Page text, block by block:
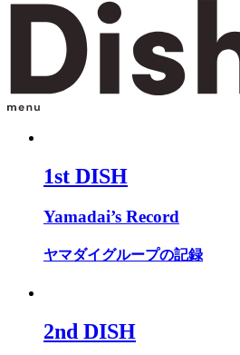
1st DISH
Yamadai’s Record
ヤマダイグループの記録
2nd DISH